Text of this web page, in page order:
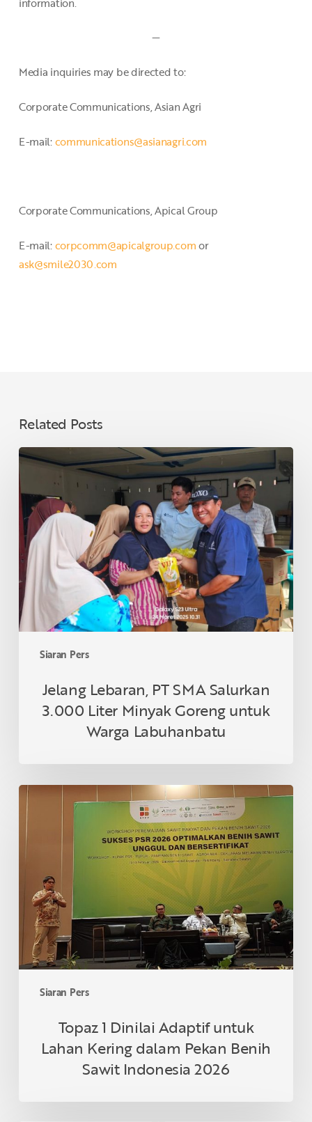
—
Media inquiries may be directed to:
Corporate Communications, Asian Agri
E-mail:communications@asianagri.com
Corporate Communications, Apical Group
E-mail:corpcomm@apicalgroup.comor
ask@smile2030.com
Related Posts
Siaran Pers
Jelang
Lebaran,
PT
SMA
Salurkan
3.000
Liter
Minyak
Goreng
untuk
Warga
Jelang Lebaran, PT SMA Salurkan
3.000 Liter Minyak Goreng untuk
Warga Labuhanbatu
Siaran Pers
Topaz
Dinilai
Adaptif
untuk
Lahan
Kering
dalam
Pekan
Benih
Sawit
Topaz 1 Dinilai Adaptif untuk
Lahan Kering dalam Pekan Benih
Sawit Indonesia 2026